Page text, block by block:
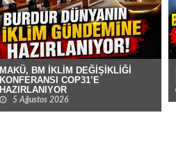
MAKÜ, BM İKLİM DEĞİŞİKLİĞİ
KONFERANSI COP31’E
HAZIRLANIYOR
5 Ağustos 2026